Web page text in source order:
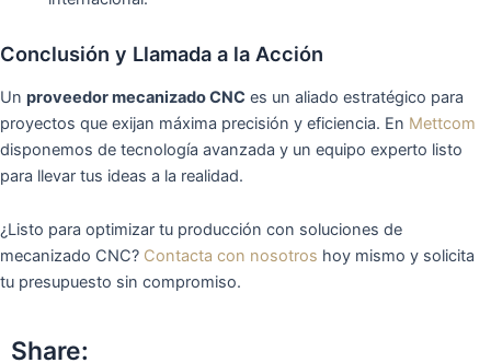
Conclusión y Llamada a la Acción
Un proveedor mecanizado CNC es un aliado estratégico para
proyectos que exijan máxima precisión y eficiencia. En Mettcom
disponemos de tecnología avanzada y un equipo experto listo
para llevar tus ideas a la realidad.
¿Listo para optimizar tu producción con soluciones de
mecanizado CNC? Contacta con nosotros hoy mismo y solicita
tu presupuesto sin compromiso.
Share: